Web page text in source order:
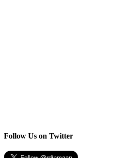
Follow Us on Twitter